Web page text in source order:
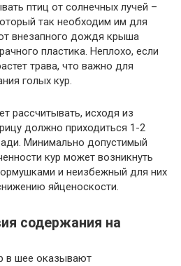
птиц от солнечных лучей –
так необходим им для
внезапного дождя крыша
пластика. Неплохо, если
трава, что важно для
голых кур.
рассчитывать, исходя из
должно приходиться 1-2
Минимально допустимый
кур может возникнуть
и неизбежный для них
яйценоскости.
содержания на
в шее оказывают